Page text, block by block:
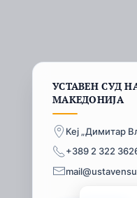
УСТАВЕН СУД
МАКЕДОНИЈА
Кеј „Димитар
+389 2 322